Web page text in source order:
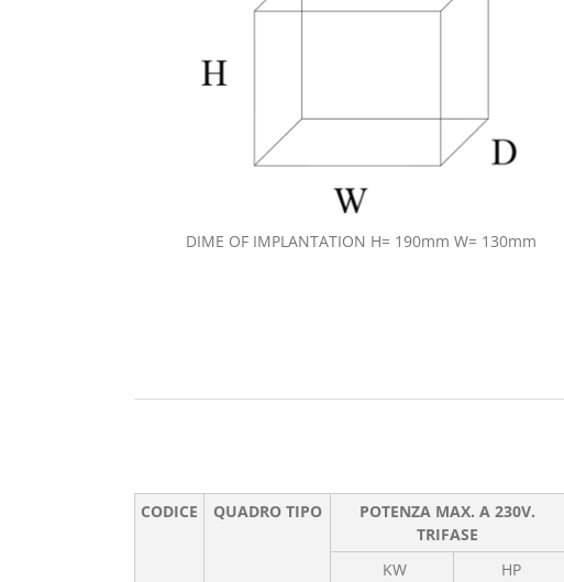
DIME OF IMPLANTATION H= 190mm W= 130mm
CODICE QUADRO TIPO
POTENZA MAX. A 230V.
TRIFASE
KW HP